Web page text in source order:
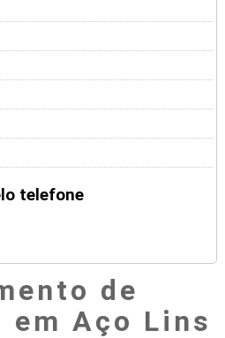
telefone
de
Aço Lins